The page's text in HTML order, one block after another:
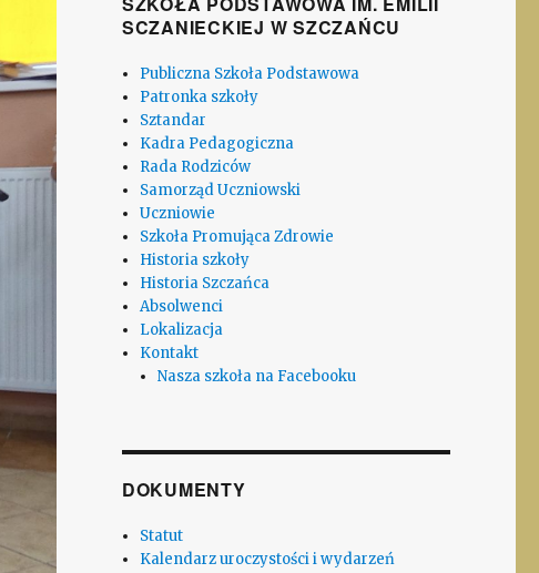
SCZANIECKIEJ W SZCZAŃCU
Publiczna Szkoła Podstawowa
Patronka szkoły
Sztandar
Kadra Pedagogiczna
Rada Rodziców
Samorząd Uczniowski
Uczniowie
Szkoła Promująca Zdrowie
Historia szkoły
Historia Szczańca
Absolwenci
Lokalizacja
Kontakt
Nasza szkoła na Facebooku
DOKUMENTY
Statut
Kalendarz uroczystości i wydarzeń